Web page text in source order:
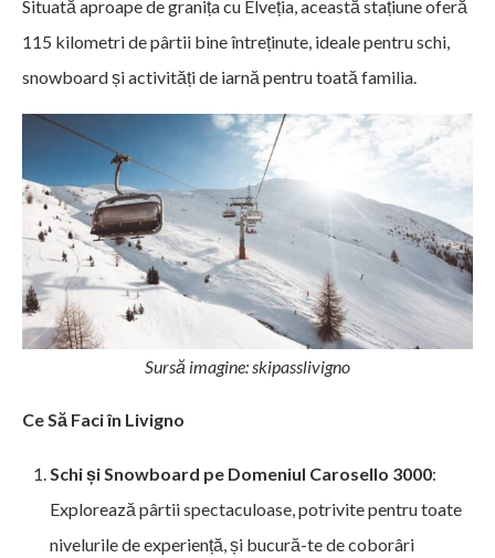
Situată aproape de granița cu Elveția, această stațiune oferă
115 kilometri de pârtii bine întreținute, ideale pentru schi,
snowboard și activități de iarnă pentru toată familia.
Sursă imagine: skipasslivigno
Ce Să Faci în Livigno
Schi și Snowboard pe Domeniul Carosello 3000:
Explorează pârtii spectaculoase, potrivite pentru toate
nivelurile de experiență, și bucură-te de coborâri